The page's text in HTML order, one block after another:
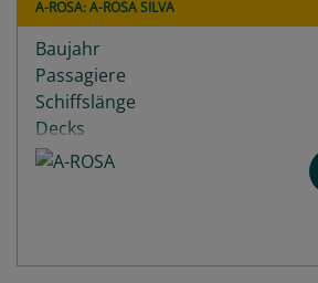
A-ROSA: A-ROSA SILVA
Baujahr
Passagiere
Schiffslänge
Decks